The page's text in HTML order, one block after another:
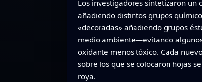
Los investigadores sintetizaron un
añadiendo distintos grupos
«decoradas» añadiendo grupos
medio ambiente—evitando
oxidante menos tóxico. Cada
sobre los que se colocaron hojas
roya.